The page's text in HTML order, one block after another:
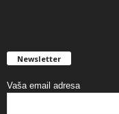
Newsletter
Vaša email adresa